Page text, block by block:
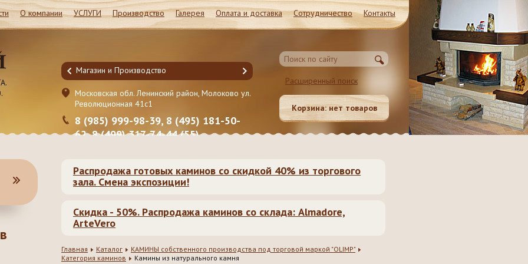
О компании УСЛУГИ Производство Галерея Оплата и доставка Сотрудничество Контакты
Молоково ул.
181-50-
Магазин и Производство
Московская обл. Ленинский район, Молоково ул.
Революционная 41c1
8 (985) 999-98-39, 8 (495) 181-50-
62, 8 (499) 317-74-44 (55)
Магазин и Производство
Московская обл. Ленинский район, Молоково ул.
Революционная 41c1
8 (985) 999-98-39, 8 (495) 181-50-
62, 8 (499) 317-74-44 (55)
Расширенный поиск
Корзина:нет товаров
Распродажа готовых каминов со скидкой 40% из торгового
зала. Смена экспозиции!
Скидка - 50%. Распродажа каминов со склада: Almadore,
ArteVero
Главная Каталог
КАМИНЫ собственного производства под торговой маркой "OLIMP"
Категория каминов
Камины из натурального камня